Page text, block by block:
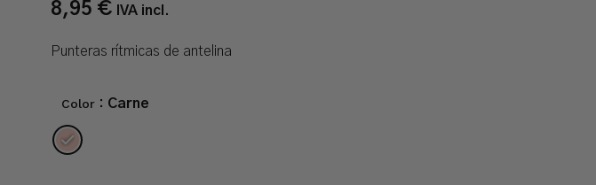
8,95 € IVA incl.
Punteras rítmicas de antelina
Color : Carne